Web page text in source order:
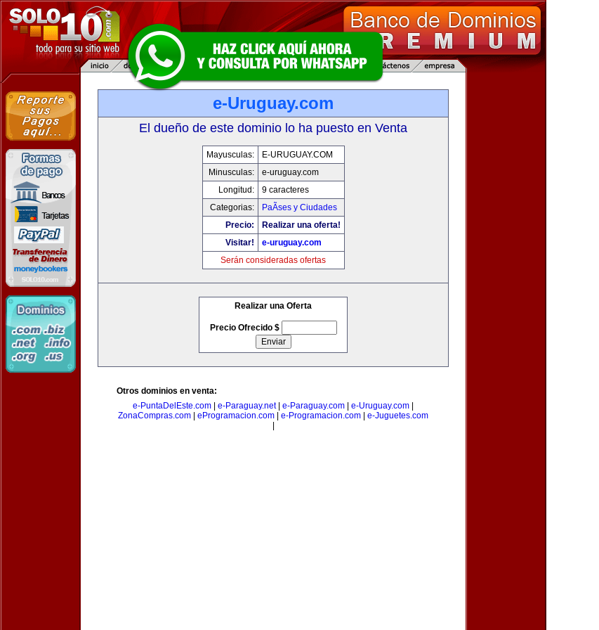
e-Uruguay.com
El dueño de este dominio lo ha puesto en Venta
Mayusculas:
E-URUGUAY.COM
Minusculas:
e-uruguay.com
Longitud:
9 caracteres
Categorias:
PaÃ­ses y Ciudades
Precio:
Realizar una oferta!
Visitar!
e-uruguay.com
Serán consideradas ofertas
Realizar una Oferta
Precio Ofrecido $
Otros dominios en venta:
e-PuntaDelEste.com
e-Paraguay.net| e-Paraguay.com e-Uruguay.com
ZonaCompras.com
eProgramacion.com e-Programacion.com
e-Juguetes.com